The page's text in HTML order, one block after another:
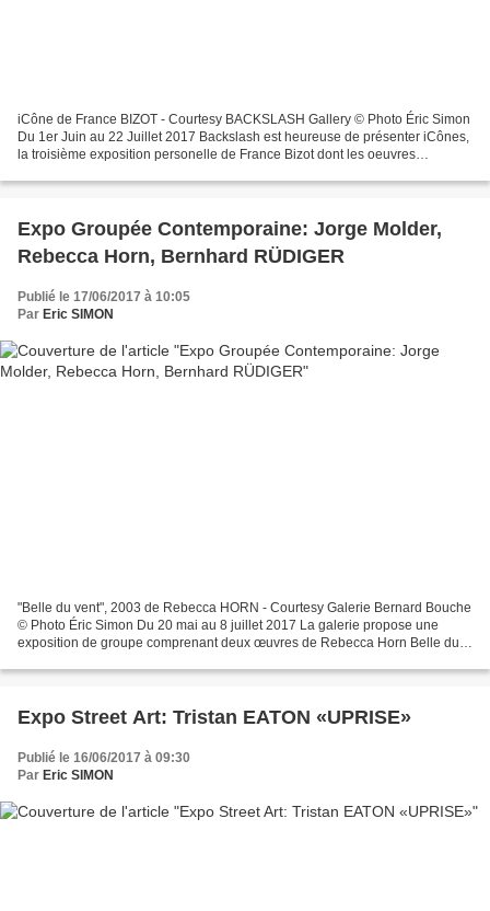
iCône de France BIZOT - Courtesy BACKSLASH Gallery © Photo Éric Simon
Du 1er Juin au 22 Juillet 2017 Backslash est heureuse de présenter iCônes,
la troisième exposition personelle de France Bizot dont les oeuvres
Expo Groupée Contemporaine: Jorge Molder,
Rebecca Horn, Bernhard RÜDIGER
Publié le 17/06/2017 à 10:05
Par Eric SIMON
"Belle du vent", 2003 de Rebecca HORN - Courtesy Galerie Bernard Bouche
© Photo Éric Simon Du 20 mai au 8 juillet 2017 La galerie propose une
exposition de groupe comprenant deux œuvres de Rebecca Horn Belle du
Expo Street Art: Tristan EATON «UPRISE»
Publié le 16/06/2017 à 09:30
Par Eric SIMON